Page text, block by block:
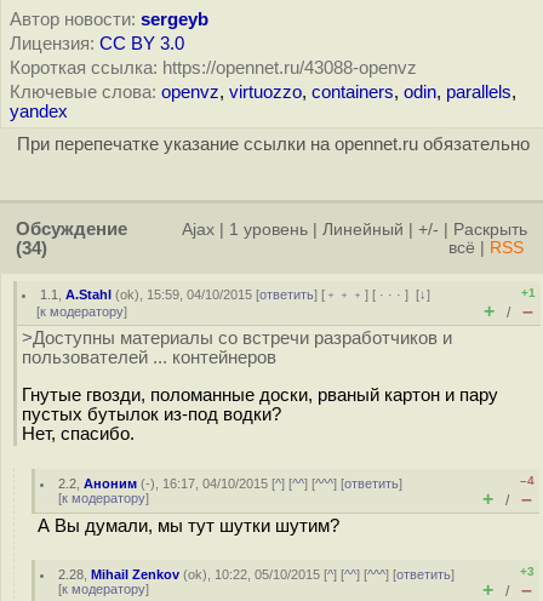
Автор новости: sergeyb
Лицензия: CC BY 3.0
Короткая ссылка: https://opennet.ru/43088-openvz
Ключевые слова: openvz, virtuozzo, containers, odin, parallels,
yandex
При перепечатке указание ссылки на opennet.ru обязательно
Обсуждение
(34)
Ajax 1 уровень Линейный +/-
Раскрыть
всё
RSS
1.1 ,A.Stahl (ok), 15:59, 04/10/2015 [ответить] [ ﹢﹢﹢] [ · · ·][↓]
[к модератору]
+1
+ / –
>Доступны материалы со встречи разработчиков и
пользователей ... контейнеров
Гнутые гвозди, поломанные доски, рваный картон и пару
пустых бутылок из-под водки?
Нет, спасибо.
2.2 ,Аноним (-), 16:17, 04/10/2015 [^] [^^] [^^^] [ответить]
[к модератору]
–4
+ / –
А Вы думали, мы тут шутки шутим?
2.28 ,Mihail Zenkov (ok), 10:22, 05/10/2015 [^] [^^] [^^^] [ответить]
[к модератору]
+3
+ / –